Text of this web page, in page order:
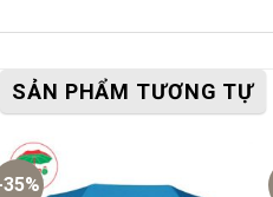
SẢN PHẨM TƯƠNG TỰ